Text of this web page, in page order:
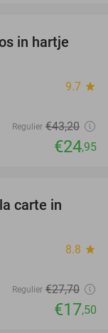
42%
in hartje
9.7 star
Regulier €43,20
€24,95
carte in
8.8 star
Regulier €27,70
€17,50